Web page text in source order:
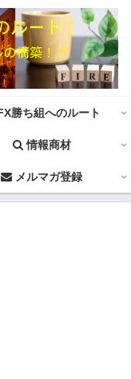
勝ち組へのルート
情報商材
メルマガ登録